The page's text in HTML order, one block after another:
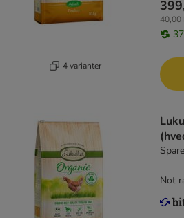
4 varianter
40,00
Not